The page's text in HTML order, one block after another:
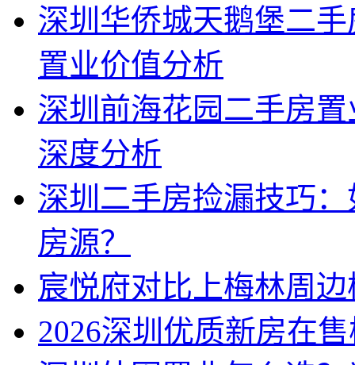
深圳华侨城天鹅堡二
置业价值分析
深圳前海花园二手房
深度分析
深圳二手房捡漏技巧
房源？
宸悦府对比上梅林周
2026深圳优质新房在